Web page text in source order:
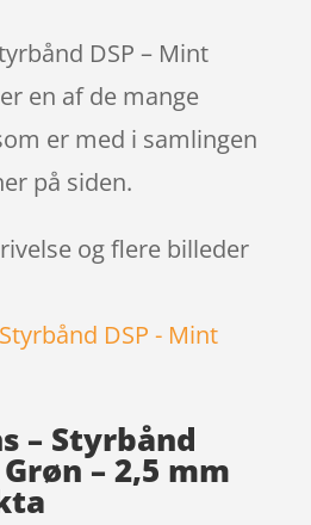
DSP – Mint
en af de mange
er med i samlingen
på siden.
og flere billeder
– Styrbånd
– 2,5 mm